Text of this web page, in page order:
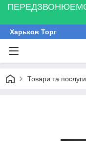
Харьков Торг
Товари та послуги